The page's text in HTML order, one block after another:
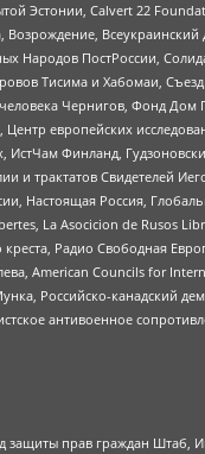
Эстонии, Calvert 22
Всеукраинский
ПостРоссии,
Тисима и Хабомаи,
Чернигов, Фонд Дом
европейских
Финланд,
трактатов Свидетелей
Настоящая Россия,
La Asocicion de Rusos
Радио Свободная
American Councils for
Российско-канадский
антивоенное
прав граждан Штаб,